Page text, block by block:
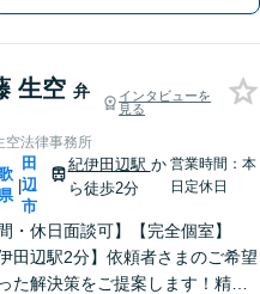
生空 弁
インタビューを
見る
空法律事務所
|
田
辺
市
紀伊田辺駅 か
ら徒歩2分
営業時間：本
日定休日
間・休日面談可】【完全個室】
伊田辺駅2分】依頼者さまのご希望
た解決策をご提案します！精神